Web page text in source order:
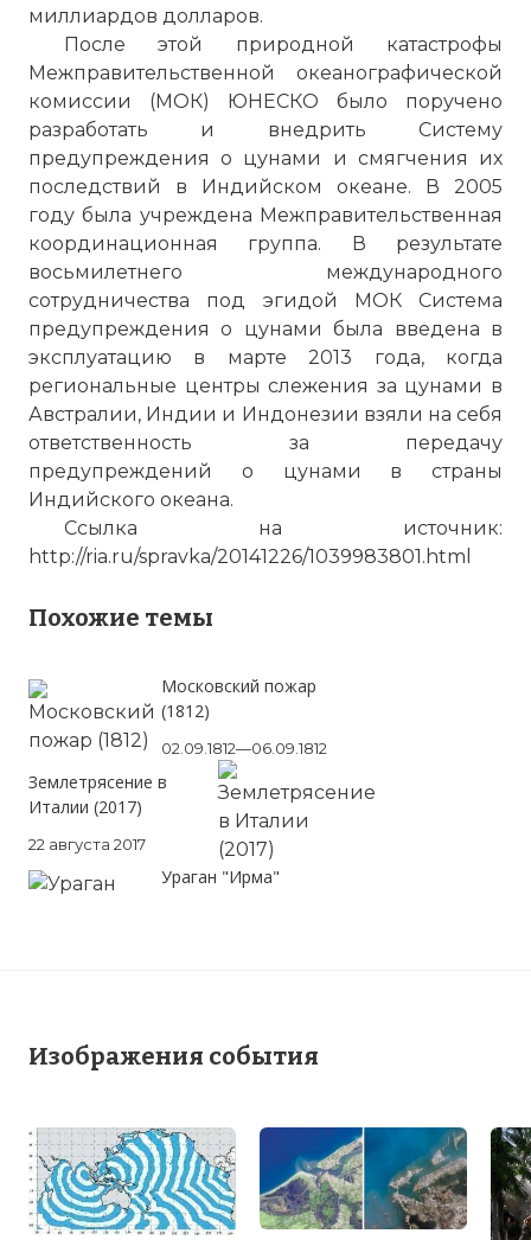
миллиардов долларов.
После этой природной катастрофы
Межправительственной океанографической
комиссии (МОК) ЮНЕСКО было поручено
разработать и внедрить Систему
предупреждения о цунами и смягчения их
последствий в Индийском океане. В 2005
году была учреждена Межправительственная
координационная группа. В результате
восьмилетнего международного
сотрудничества под эгидой МОК Система
предупреждения о цунами была введена в
эксплуатацию в марте 2013 года, когда
региональные центры слежения за цунами в
Австралии, Индии и Индонезии взяли на себя
ответственность за передачу
предупреждений о цунами в страны
Индийского океана.
Ссылка на источник:
http://ria.ru/spravka/20141226/1039983801.html
Похожие темы
Московский пожар
(1812)
02.09.1812—06.09.1812
Землетрясение в
Италии (2017)
22 августа 2017
Ураган "Ирма"
Изображения события